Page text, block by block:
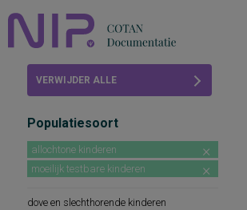
Abonneren
VERWIJDER ALLE
Populatiesoort
allochtone kinderen
moeilijk testbare kinderen
dove en slechthorende kinderen